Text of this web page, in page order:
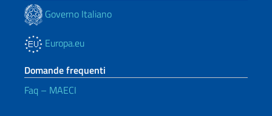
Governo Italiano
Europa.eu
Domande frequenti
Faq – MAECI